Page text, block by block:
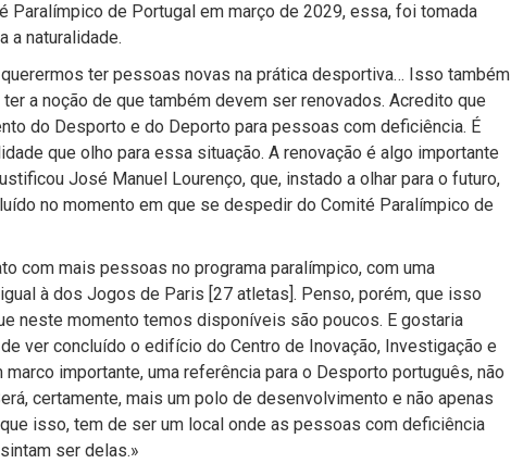
Paralímpico de Portugal em março de 2029, essa, foi tomada
a naturalidade.
ter pessoas novas na prática desportiva… Isso também
a noção de que também devem ser renovados. Acredito que
do Desporto e do Deporto para pessoas com deficiência. É
que olho para essa situação. A renovação é algo importante
José Manuel Lourenço, que, instado a olhar para o futuro,
no momento em que se despedir do Comité Paralímpico de
com mais pessoas no programa paralímpico, com uma
à dos Jogos de Paris [27 atletas]. Penso, porém, que isso
neste momento temos disponíveis são poucos. E gostaria
ver concluído o edifício do Centro de Inovação, Investigação e
importante, uma referência para o Desporto português, não
certamente, mais um polo de desenvolvimento e não apenas
isso, tem de ser um local onde as pessoas com deficiência
ser delas.»